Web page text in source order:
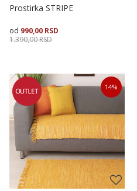
Prostirka STRIPE
990,00 RSD
1.390,00RSD
Veličina
70X120
Dodaj u korpu
14%